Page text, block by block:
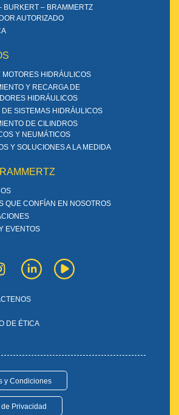
BURKERT – BRAMMERTZ
AUTORIZADO
MOTORES HIDRÁULICOS
Y RECARGA DE
HIDRÁULICOS
DE SISTEMAS HIDRÁULICOS
DE CILINDROS
Y NEUMÁTICOS
Y SOLUCIONES A LA MEDIDA
QUE CONFÍAN EN NOSOTROS
EVENTOS
DE ÉTICA
y Condiciones
Privacidad